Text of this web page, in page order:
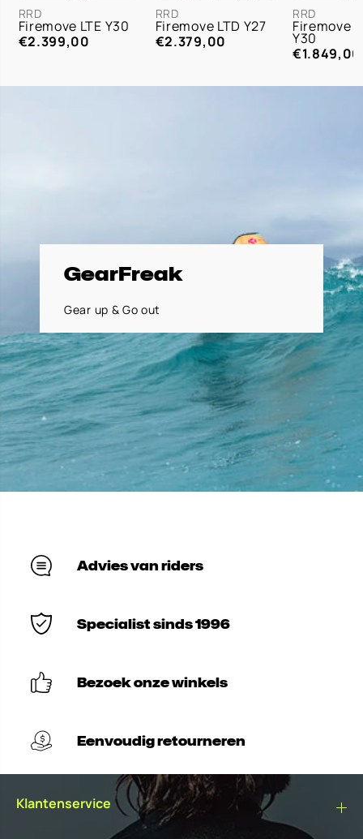
RRD
Firemove LTE Y30
€2.399,00
RRD
Firemove LTD Y27
€2.379,00
RRD
Firemove
Y30
€1.849,00
GearFreak
Gear up & Go out
Advies van riders
Specialist sinds 1996
Bezoek onze winkels
Eenvoudig retourneren
Klantenservice